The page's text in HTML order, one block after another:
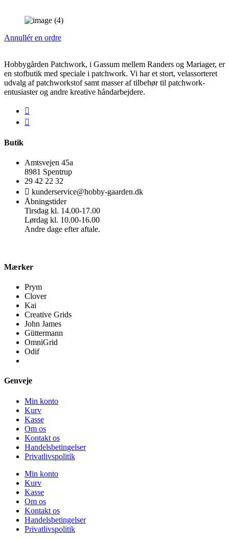
Annullér en ordre
Hobbygården Patchwork, i Gassum mellem Randers og Mariager, er
en stofbutik med speciale i patchwork. Vi har et stort, velassorteret
udvalg af patchworkstof samt masser af tilbehør til patchwork-
entusiaster og andre kreative håndarbejdere.
Butik
Amtsvejen 45a
8981 Spentrup
29 42 22 32
kunderservice@hobby-gaarden.dk
Åbningstider
Tirsdag kl. 14.00-17.00
Lørdag kl. 10.00-16.00
Andre dage efter aftale.
Mærker
Prym
Clover
Kai
Creative Grids
John James
Güttermann
OmniGrid
Odif
Genveje
Min konto
Kurv
Kasse
Om os
Kontakt os
Handelsbetingelser
Privatlivspolitik
Min konto
Kurv
Kasse
Om os
Kontakt os
Handelsbetingelser
Privatlivspolitik